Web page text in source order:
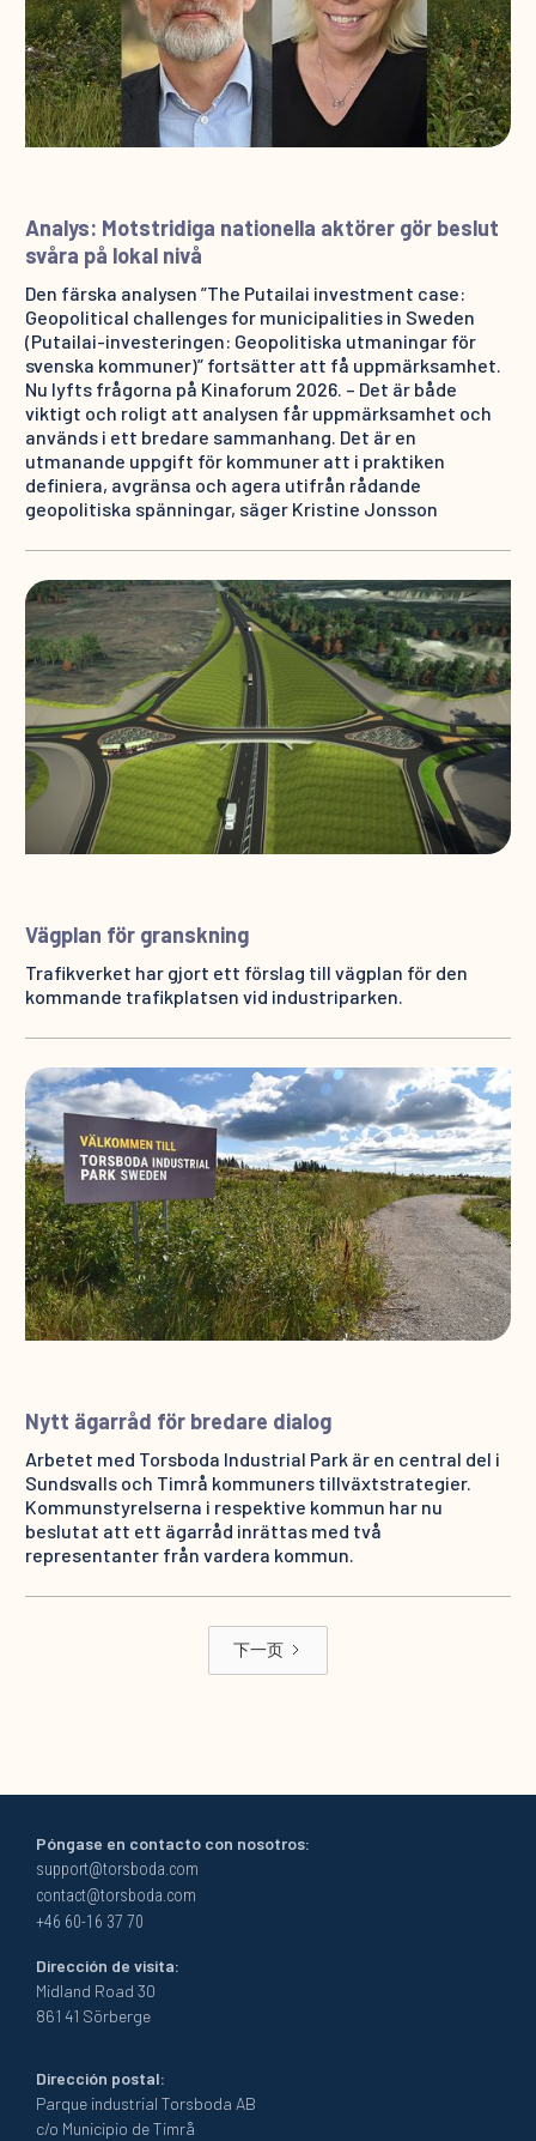
Analys: Motstridiga nationella aktörer gör beslut
svåra på lokal nivå
Den färska analysen ”The Putailai investment case:
Geopolitical challenges for municipalities in Sweden
(Putailai-investeringen: Geopolitiska utmaningar för
svenska kommuner)” fortsätter att få uppmärksamhet.
Nu lyfts frågorna på Kinaforum 2026. – Det är både
viktigt och roligt att analysen får uppmärksamhet och
används i ett bredare sammanhang. Det är en
utmanande uppgift för kommuner att i praktiken
definiera, avgränsa och agera utifrån rådande
geopolitiska spänningar, säger Kristine Jonsson
Vägplan för granskning
Trafikverket har gjort ett förslag till vägplan för den
kommande trafikplatsen vid industriparken.
Nytt ägarråd för bredare dialog
Arbetet med Torsboda Industrial Park är en central del i
Sundsvalls och Timrå kommuners tillväxtstrategier.
Kommunstyrelserna i respektive kommun har nu
beslutat att ett ägarråd inrättas med två
representanter från vardera kommun.
下一页
Póngase en contacto con nosotros:
support@torsboda.com
contact@torsboda.com
+46 60-16 37 70
Dirección de visita:
Midland Road 30
861 41 Sörberge
Dirección postal:
Parque industrial Torsboda AB
c/o Municipio de Timrå